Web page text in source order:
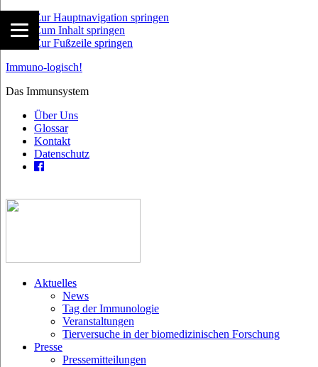
Zur Hauptnavigation springen
Zum Inhalt springen
Zur Fußzeile springen
Immuno-logisch!
Das Immunsystem
Über Uns
Glossar
Kontakt
Datenschutz
Aktuelles
News
Tag der Immunologie
Veranstaltungen
Tierversuche in der biomedizinischen Forschung
Presse
Pressemitteilungen